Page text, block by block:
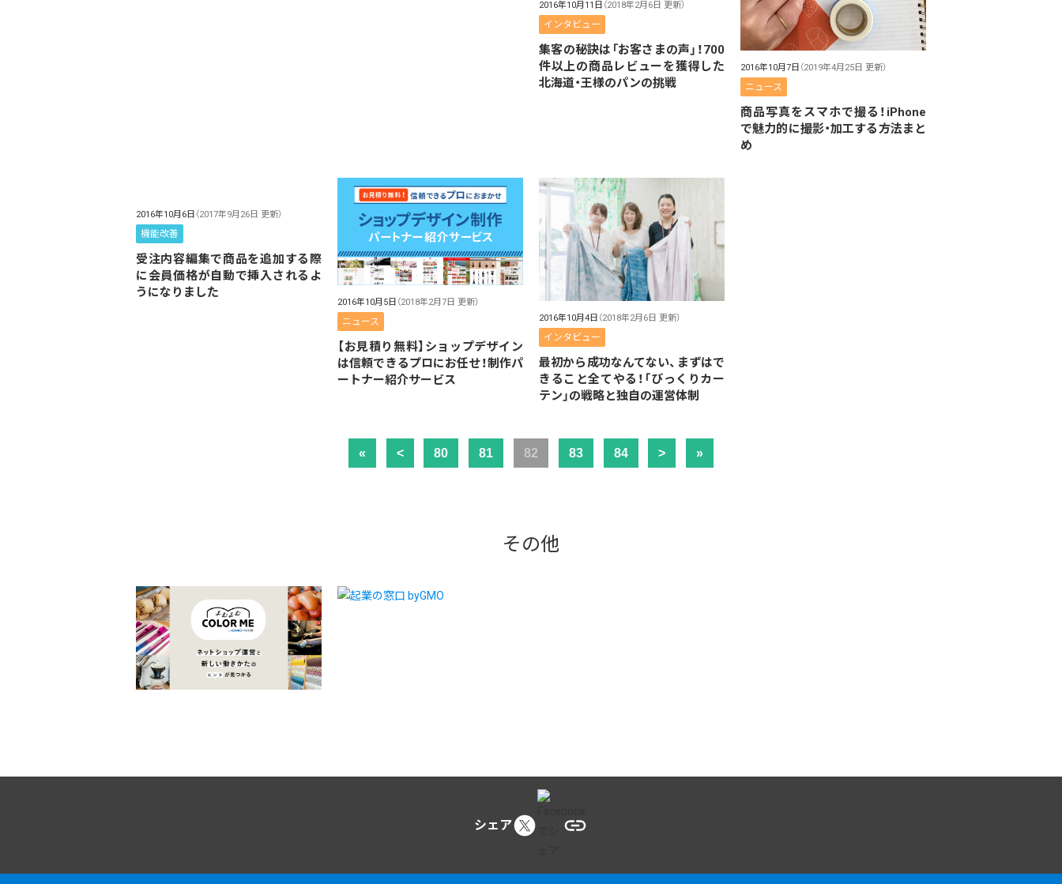
2016年10月11日 （2018年2月6日 更新）
インタビュー
集客の秘訣は「お客さまの声」！700
件以上の商品レビューを獲得した
北海道・王様のパンの挑戦
2016年10月7日 （2019年4月25日 更新）
ニュース
商品写真をスマホで撮る！iPhone
で魅力的に撮影・加工する方法まと
め
2016年10月6日 （2017年9月26日 更新）
機能改善
受注内容編集で商品を追加する際
に会員価格が自動で挿入されるよ
うになりました
2016年10月5日 （2018年2月7日 更新）
ニュース
【お見積り無料】ショップデザイン
は信頼できるプロにお任せ！制作パ
ートナー紹介サービス
2016年10月4日 （2018年2月6日 更新）
インタビュー
最初から成功なんてない、まずはで
きること全てやる！「びっくりカー
テン」の戦略と独自の運営体制
« < 80 81 82 83 84 > »
その他
シェア